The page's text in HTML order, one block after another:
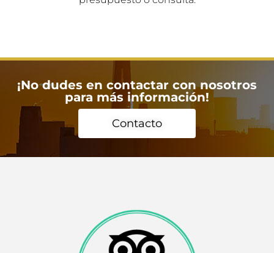
¡No dudes en contactar con nosotros
para más información!
Contacto